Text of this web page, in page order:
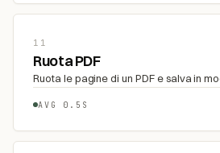
11
Ruota PDF
Ruota le pagine di un PDF e salva in
AVG 0.5S